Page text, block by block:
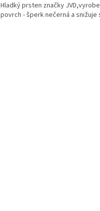
Hladký prsten značky
povrch - šperk nečerná a